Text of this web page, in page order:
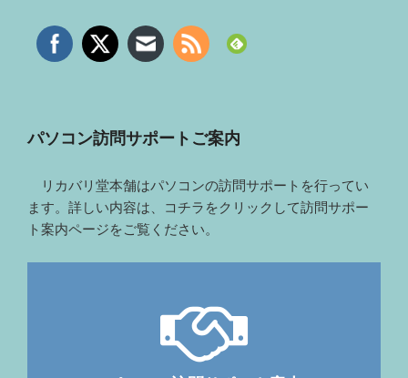
パソコン訪問サポートご案内
リカバリ堂本舗はパソコンの訪問サポートを行ってい
ます。詳しい内容は、コチラをクリックして訪問サポー
ト案内ページをご覧ください。